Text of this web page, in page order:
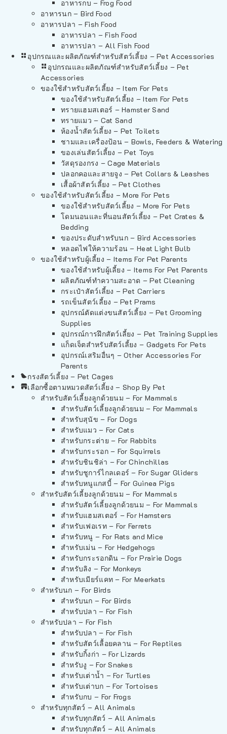
อาหารกบ – Frog Food
อาหารนก – Bird Food
อาหารปลา – Fish Food
อาหารปลา – Fish Food
อาหารปลา – All Fish Food
อุปกรณและผลิตภัณฑ์สำหรับสัตว์เลี้ยง – Pet Accessories
อุปกรณและผลิตภัณฑ์สำหรับสัตว์เลี้ยง – Pet
Accessories
ของใช้สำหรับสัตว์เลี้ยง – Item For Pets
ของใช้สำหรับสัตว์เลี้ยง – Item For Pets
ทรายแฮมสเตอร์ – Hamster Sand
ทรายแมว – Cat Sand
ห้องน้ำสัตว์เลี้ยง – Pet Toilets
ชามและเครื่องป้อน – Bowls, Feeders & Watering
ของเล่นสัตว์เลี้ยง – Pet Toys
วัสดุรองกรง – Cage Materials
ปลอกคอและสายจูง – Pet Collars & Leashes
เสื้อผ้าสัตว์เลี้ยง – Pet Clothes
ของใช้สำหรับสัตว์เลี้ยง – More For Pets
ของใช้สำหรับสัตว์เลี้ยง – More For Pets
โดมนอนและที่นอนสัตว์เลี้ยง – Pet Crates &
Bedding
ของประดับสำหรับนก – Bird Accessories
หลอดไฟให้ความร้อน – Heat Light Bulb
ของใช้สำหรับผู้เลี้ยง – Items For Pet Parents
ของใช้สำหรับผู้เลี้ยง – Items For Pet Parents
ผลิตภัณฑ์ทำความสะอาด – Pet Cleaning
กระเป๋าสัตว์เลี้ยง – Pet Carriers
รถเข็นสัตว์เลี้ยง – Pet Prams
อุปกรณ์ตัดแต่งขนสัตว์เลี้ยง – Pet Grooming
Supplies
อุปกรณ์การฝึกสัตว์เลี้ยง – Pet Training Supplies
แก็ดเจ็ตสำหรับสัตว์เลี้ยง – Gadgets For Pets
อุปกรณ์เสริมอื่นๆ – Other Accessories For
Parents
กรงสัตว์เลี้ยง – Pet Cages
เลือกซื้อตามหมวดสัตว์เลี้ยง – Shop By Pet
สำหรับสัตว์เลี้ยงลูกด้วยนม – For Mammals
สำหรับสัตว์เลี้ยงลูกด้วยนม – For Mammals
สำหรับสุนัข – For Dogs
สำหรับแมว – For Cats
สำหรับกระต่าย – For Rabbits
สำหรับกระรอก – For Squirrels
สำหรับชินชิล่า – For Chinchillas
สำหรับชูการ์ไกลเดอร์ – For Sugar Gliders
สำหรับหนูแกสบี้ – For Guinea Pigs
สำหรับสัตว์เลี้ยงลูกด้วยนม – For Mammals
สำหรับสัตว์เลี้ยงลูกด้วยนม – For Mammals
สำหรับแฮมสเตอร์ – For Hamsters
สำหรับเฟอเรท – For Ferrets
สำหรับหนู – For Rats and Mice
สำหรับเม่น – For Hedgehogs
สำหรับกระรอกดิน – For Prairie Dogs
สำหรับลิง – For Monkeys
สำหรับเมียร์แคท – For Meerkats
สำหรับนก – For Birds
สำหรับนก – For Birds
สำหรับปลา – For Fish
สำหรับปลา – For Fish
สำหรับปลา – For Fish
สำหรับสัตว์เลื้อยคลาน – For Reptiles
สำหรับกิ้งก่า – For Lizards
สำหรับงู – For Snakes
สำหรับเต่าน้ำ – For Turtles
สำหรับเต่าบก – For Tortoises
สำหรับกบ – For Frogs
สำหรับทุกสัตว์ – All Animals
สำหรับทุกสัตว์ – All Animals
สำหรับทุกสัตว์ – All Animals